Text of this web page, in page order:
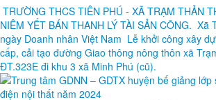
TRƯỜNG THCS TIÊN PHÚ - XÃ TRẠM THẢN
NIÊM YẾT BÁN THANH LÝ TÀI SẢN CÔNG. Xã
ngày Doanh nhân Việt Nam Lễ khởi công xây
cấp, cải tạo đường Giao thông nông thôn xã
ĐT.323E đi khu 3 xã Minh Phú (cũ).